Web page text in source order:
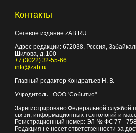
Контакты
Сетевое издание ZAB.RU
Адрес редакции: 672038, Россия,
Шилова, д. 100
+7 (3022) 32-55-66
info@zab.ru
Главный редактор Кондратьев Н. В.
Учредитель - ООО "Событие"
Зарегистрировано Федеральной службой
связи, информационных технологий и
Регистрационный номер: ЭЛ № ФС 77 -
Редакция не несет ответственности за